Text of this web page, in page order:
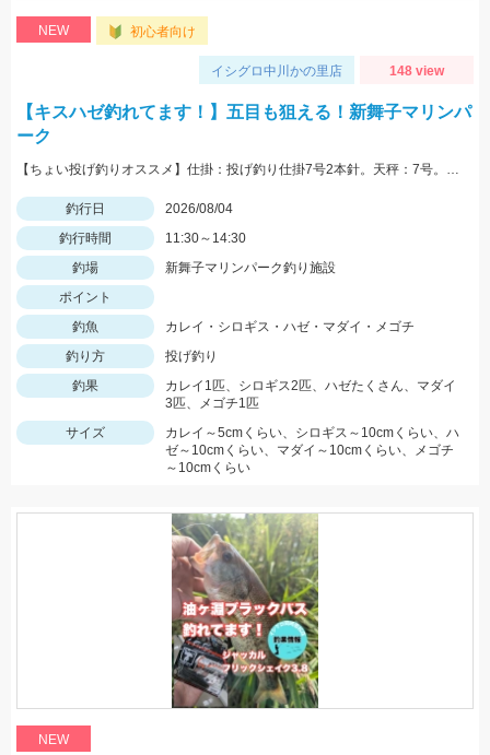
NEW 初心者向け
イシグロ中川かの里店 148 view
【キスハゼ釣れてます！】五目も狙える！新舞子マリンパ
ーク
【ちょい投げ釣りオススメ】仕掛：投げ釣り仕掛7号2本針。天秤：7号。エサ：石ゴカイorゴールドイソメ。誘い方：サビいて止めての繰り返し。
釣行日
2026/08/04
釣行時間
11:30～14:30
釣場
新舞子マリンパーク釣り施設
ポイント
釣魚
カレイ・シロギス・ハゼ・マダイ・メゴチ
釣り方
投げ釣り
釣果
カレイ1匹、シロギス2匹、ハゼたくさん、マダイ
3匹、メゴチ1匹
サイズ
カレイ～5cmくらい、シロギス～10cmくらい、ハ
ゼ～10cmくらい、マダイ～10cmくらい、メゴチ
～10cmくらい
NEW